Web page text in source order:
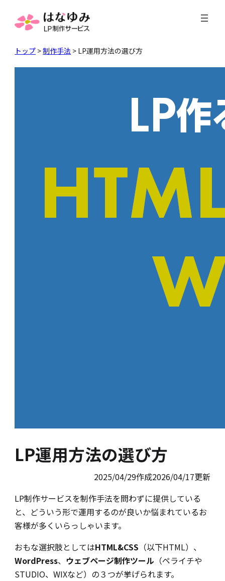
トップ >制作手法 > LP運用方法の選び方
LP運用方法の選び方
2025/04/29作成2026/04/17更新
LP制作サービスを制作手法を問わずに提供している
と、どういう形で運用するのが良いか悩まれているお
客様が多くいらっしゃいます。
おもな選択肢としてはHTML&CSS （以下HTML）、
WordPress、 ウェブページ制作ツール （ペライチや
STUDIO、WIXなど）の３つが挙げられます。